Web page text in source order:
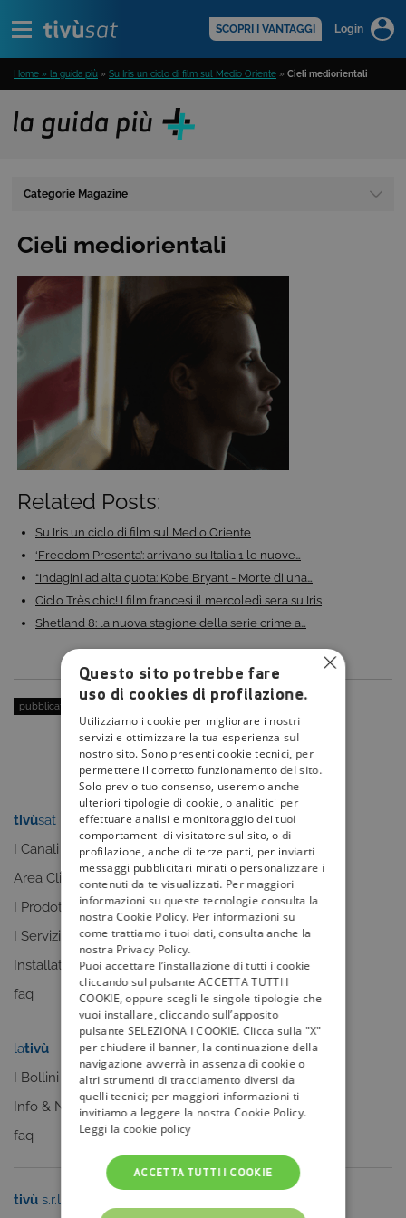
SCOPRI I VANTAGGI Login
Home » la guida più » Su Iris un ciclo di film sul Medio Oriente » Cieli mediorientali
Categorie Magazine
Cieli mediorientali
Related Posts:
Su Iris un ciclo di film sul Medio Oriente
‘Freedom Presenta’: arrivano su Italia 1 le nuove…
“Indagini ad alta quota: Kobe Bryant - Morte di una…
Ciclo Très chic! I film francesi il mercoledì sera su Iris
Shetland 8: la nuova stagione della serie crime a…
pubblicato il: | categoria:
tivùsat
I Canali
Area Clienti
I Prodotti
I Servizi
Installatori
faq
tivùla guida
I programmi
I canali
La Guida +
faq
lativù
I Bollini
Info & News
faq
mytivù
tivù s.r.l.
Questo sito potrebbe fare
uso di cookies di profilazione.
Utilizziamo i cookie per migliorare i nostri
servizi e ottimizzare la tua esperienza sul
nostro sito. Sono presenti cookie tecnici, per
permettere il corretto funzionamento del sito.
Solo previo tuo consenso, useremo anche
ulteriori tipologie di cookie, o analitici per
effettuare analisi e monitoraggio dei tuoi
comportamenti di visitatore sul sito, o di
profilazione, anche di terze parti, per inviarti
messaggi pubblicitari mirati o personalizzare i
contenuti da te visualizzati. Per maggiori
informazioni su queste tecnologie consulta la
nostra Cookie Policy. Per informazioni su
come trattiamo i tuoi dati, consulta anche la
nostra Privacy Policy.
Puoi accettare l’installazione di tutti i cookie
cliccando sul pulsante ACCETTA TUTTI I
COOKIE, oppure scegli le singole tipologie che
vuoi installare, cliccando sull’apposito
pulsante SELEZIONA I COOKIE. Clicca sulla "X"
per chiudere il banner, la continuazione della
navigazione avverrà in assenza di cookie o
altri strumenti di tracciamento diversi da
quelli tecnici; per maggiori informazioni ti
invitiamo a leggere la nostra Cookie Policy.
Leggi la cookie policy
ACCETTA TUTTI I COOKIE